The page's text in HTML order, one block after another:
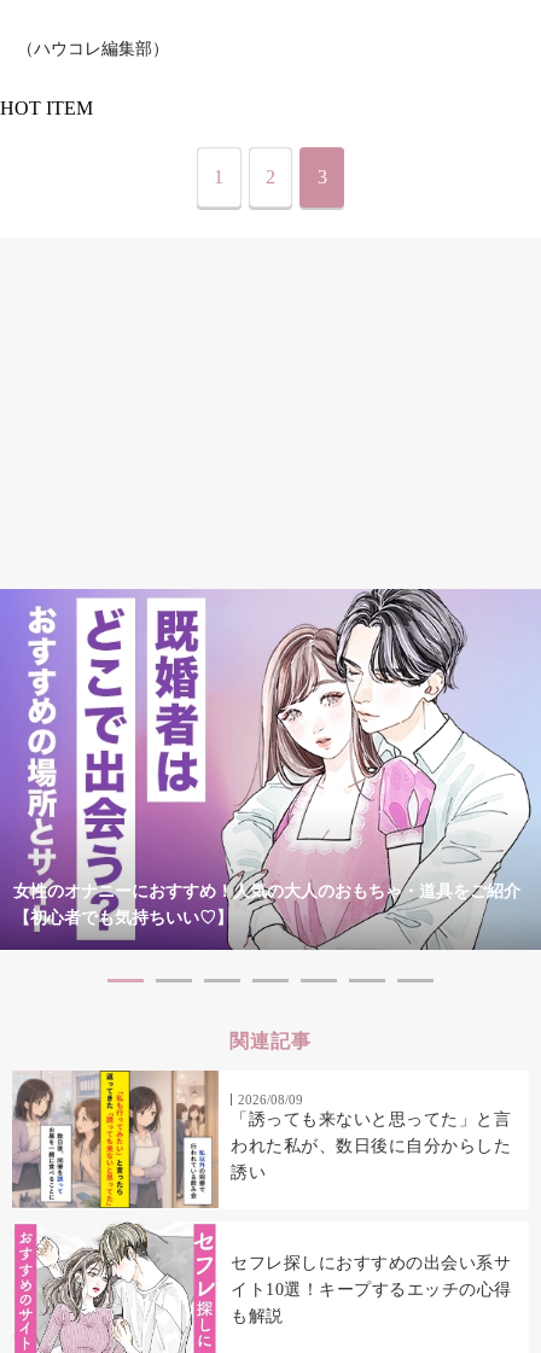
（ハウコレ編集部）
HOT ITEM
1 2 3
女性のオナニーにおすすめ！人気の大人のおもちゃ・道具をご紹介
【初心者でも気持ちいい♡】
関連記事
2026/08/09
「誘っても来ないと思ってた」と言
われた私が、数日後に自分からした
誘い
セフレ探しにおすすめの出会い系サ
イト10選！キープするエッチの心得
も解説